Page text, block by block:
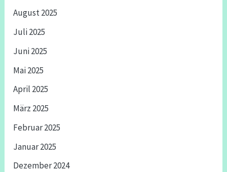
August 2025
Juli 2025
Juni 2025
Mai 2025
April 2025
März 2025
Februar 2025
Januar 2025
Dezember 2024